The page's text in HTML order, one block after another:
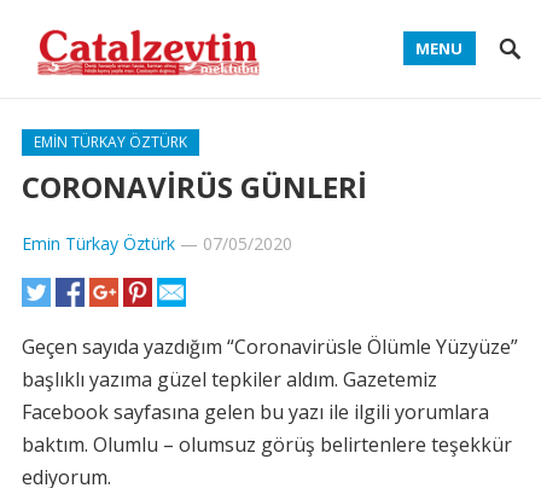
MENU
EMIN TÜRKAY ÖZTÜRK
CORONAVİRÜS GÜNLERİ
Emin Türkay Öztürk— 07/05/2020
Geçen sayıda yazdığım “Coronavirüsle Ölümle Yüzyüze”
başlıklı yazıma güzel tepkiler aldım. Gazetemiz
Facebook sayfasına gelen bu yazı ile ilgili yorumlara
baktım. Olumlu – olumsuz görüş belirtenlere teşekkür
ediyorum.